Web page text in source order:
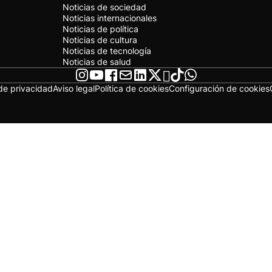
Noticias de sociedad
Noticias internacionales
Noticias de política
Noticias de cultura
Noticias de tecnología
Noticias de salud
privacidadAviso legalPolítica de cookiesConfiguración de cookies